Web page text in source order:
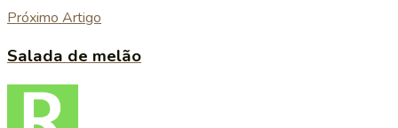
Próximo Artigo
Salada de melão